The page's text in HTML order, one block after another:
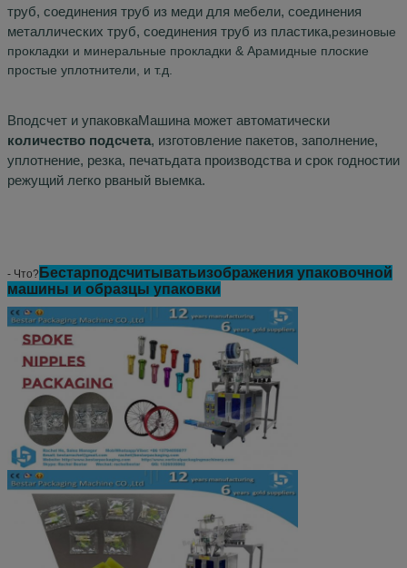
труб, соединения труб из меди для мебели, соединения
металлических труб, соединения труб из пластика,резиновые
прокладки и минеральные прокладки & Арамидные плоские
простые уплотнители , и т.д.
Вподсчет и упаковкаМашина может автоматически
количество подсчета, изготовление пакетов, заполнение,
уплотнение, резка, печатьдата производства и срок годностии
режущий легко рваный выемка.
- Что? Бестарподсчитыватьизображения упаковочной
машины и образцы упаковки